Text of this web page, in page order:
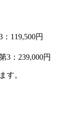
119,500円
3：239,000円
す。